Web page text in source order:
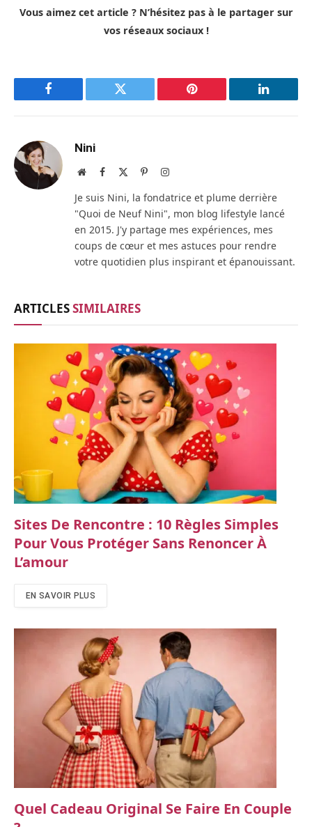
Vous aimez cet article ? N’hésitez pas à le partager sur
vos réseaux sociaux !
Facebook Twitter Pinterest LinkedIn
Nini
Site Facebook PinterestInstagram
Je suis Nini, la fondatrice et plume derrière
"Quoi de Neuf Nini", mon blog lifestyle lancé
en 2015. J'y partage mes expériences, mes
coups de cœur et mes astuces pour rendre
votre quotidien plus inspirant et épanouissant.
ARTICLESSIMILAIRES
Sites De Rencontre : 10 Règles Simples
Pour Vous Protéger Sans Renoncer À
L’amour
EN SAVOIR PLUS
Quel Cadeau Original Se Faire En Couple